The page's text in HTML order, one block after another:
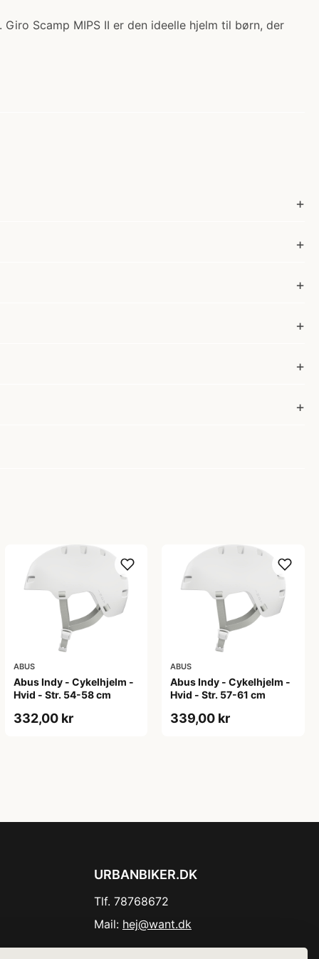
Scamp MIPS II er den ideelle hjelm til børn, der
ABUS
Abus Indy - Cykelhjelm -
Hvid - Str. 54-58 cm
332,00 kr
ABUS
Abus Indy - Cykelhjelm -
Hvid - Str. 57-61 cm
339,00 kr
URBANBIKER.DK
Tlf. 78768672
Mail: hej@want.dk